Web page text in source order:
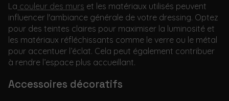
La couleur des murs et les matériaux utilisés peuvent
influencer l'ambiance générale de votre dressing. Optez
pour des teintes claires pour maximiser la luminosité et
les matériaux réfléchissants comme le verre ou le métal
pour accentuer l’éclat. Cela peut également contribuer
à rendre l’espace plus accueillant.
Accessoires décoratifs